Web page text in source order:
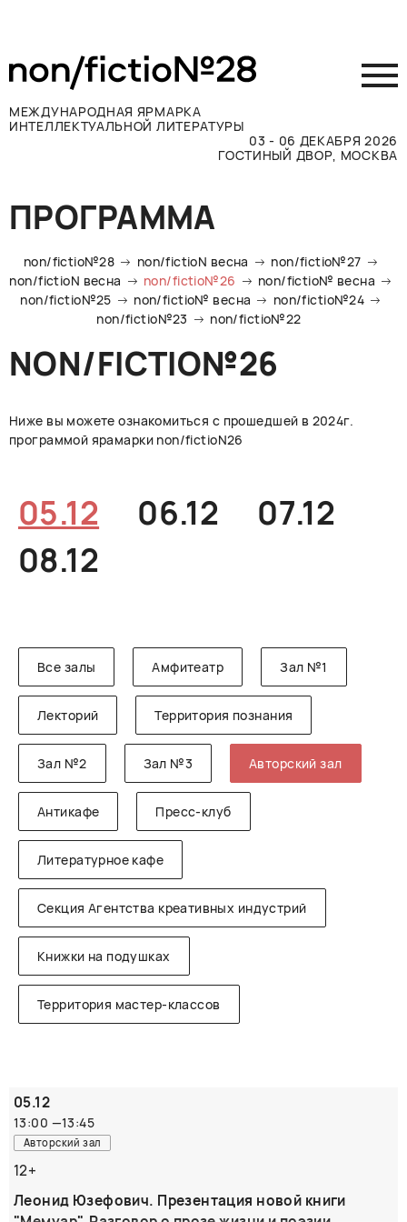
МЕЖДУНАРОДНАЯ ЯРМАРКА
ИНТЕЛЛЕКТУАЛЬНОЙ ЛИТЕРАТУРЫ
03 - 06 ДЕКАБРЯ 2026
ГОСТИНЫЙ ДВОР, МОСКВА
Принять участие
Участникам
Посетителям
Программа
Прессе
Контакты
РУССКИЙ ENGLISH CHINESE
ПРОГРАММА
non/fictio№28 non/fictioN весна
non/fictio№27
non/fictioN весна
non/fictio№26
non/fictio№ весна
non/fictio№25
non/fictio№ весна
non/fictio№24
non/fictio№23
non/fictio№22
NON/FICTIO№26
Ниже вы можете ознакомиться с прошедшей в 2024г.
программой ярамарки non/fictioN26
05.12 06.12
07.12
08.12
Все залы Амфитеатр Зал №1
Лекторий Территория познания
Зал №2 Зал №3 Авторский зал
Антикафе Пресс-клуб
Литературное кафе
Секция Агентства креативных индустрий
Книжки на подушках
Территория мастер-классов
05.12
13:00 —13:45
Авторский зал
12+
Леонид Юзефович. Презентация новой книги